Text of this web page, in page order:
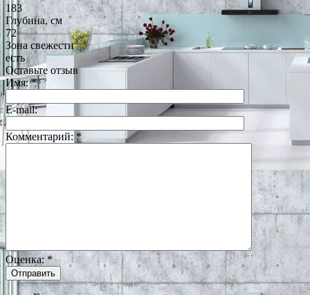
183
Глубина, см
72
Зона свежести
есть
Оставьте отзыв
Имя:*
E-mail:
Комментарий: *
Оценка: *